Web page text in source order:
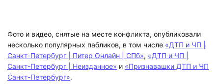
Фото и видео, снятые на месте конфликта, опубликовали
несколько популярных пабликов, в том числе «ДТП и ЧП |
Санкт-Петербург | Питер Онлайн | СПб», «ДТП и ЧП |
Санкт-Петербург | Неизданное» и «Признавашки ДТП и ЧП
Санкт-Петербург».